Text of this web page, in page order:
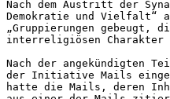
Nach dem Austritt der
Demokratie und Vielfalt“
„Gruppierungen
interreligiösen Charakter
Nach der angekündigten
der Initiative Mails
hatte die Mails, deren